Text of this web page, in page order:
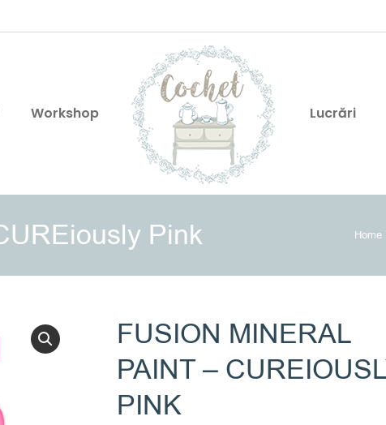
Workshop Lucrări
Pink You
Home
FUSION MINERAL
PAINT –
PINK